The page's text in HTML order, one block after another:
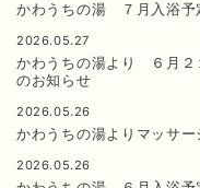
かわうちの湯 ７月入浴予
2026.05.27
かわうちの湯より ６月２
のお知らせ
2026.05.26
かわうちの湯よりマッサ
2026.05.26